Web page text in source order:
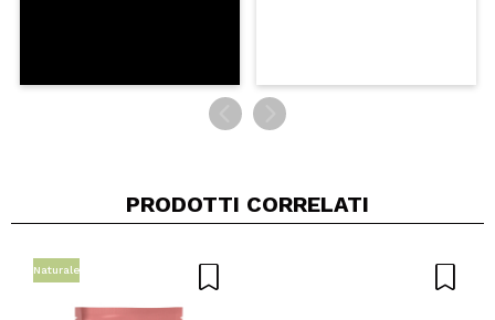
PRODOTTI CORRELATI
Naturale